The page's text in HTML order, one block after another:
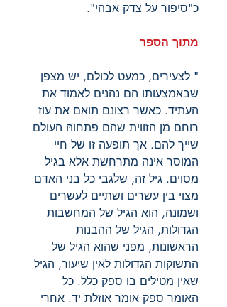
כ"סיפור על צדק אבהי".
מתוך הספר
" לצעירים, כמעט לכולם, יש מצפן
שבאמצעותו הם נהנים לאמוד את
העתיד. כאשר רצונם תואם את עוז
רוחם מן הזווית שהם פתחוהּ העולם
שייך להם. אך תופעה זו של חיי
המוסר אינה מתרחשת אלא בגיל
מסוים. גיל זה, שלגבי כל בני האדם
מצוי בין עשרים ושתיים לעשרים
ושמונה, הוא הגיל של המחשבות
הגדולות, הגיל של ההבנות
הראשונות, מפני שהוא הגיל של
התשוקות הגדולות לאין שיעור, הגיל
שאין מטילים בו ספק כלל. כל
האומר ספק אומר אוזלת יד. אחרי